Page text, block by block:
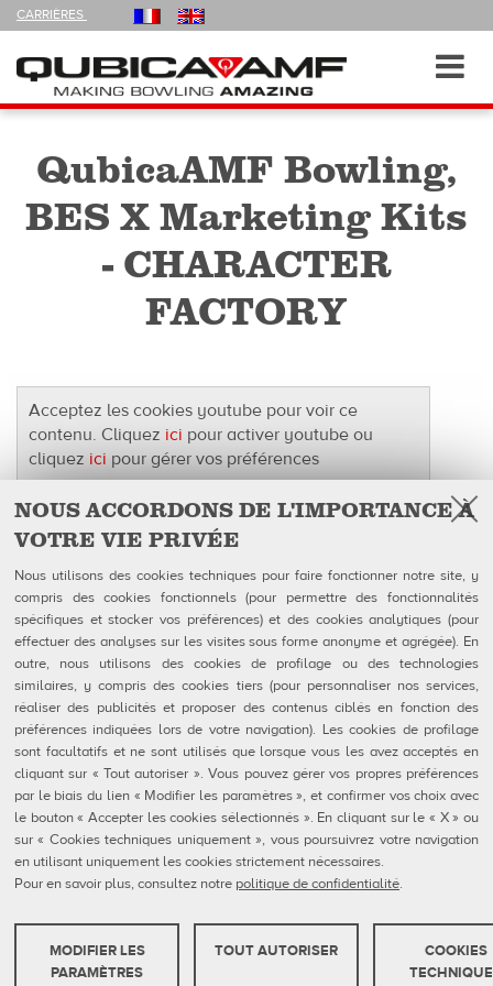
NOUS ACCORDONS DE L'IMPORTANCE À
VOTRE VIE PRIVÉE
Nous utilisons des cookies techniques pour faire fonctionner notre site, y
compris des cookies fonctionnels (pour permettre des fonctionnalités
spécifiques et stocker vos préférences) et des cookies analytiques (pour
effectuer des analyses sur les visites sous forme anonyme et agrégée). En
outre, nous utilisons des cookies de profilage ou des technologies
similaires, y compris des cookies tiers (pour personnaliser nos services,
réaliser des publicités et proposer des contenus ciblés en fonction des
préférences indiquées lors de votre navigation). Les cookies de profilage
sont facultatifs et ne sont utilisés que lorsque vous les avez acceptés en
cliquant sur « Tout autoriser ». Vous pouvez gérer vos propres préférences
par le biais du lien « Modifier les paramètres », et confirmer vos choix avec
le bouton « Accepter les cookies sélectionnés ». En cliquant sur le « X » ou
sur « Cookies techniques uniquement », vous poursuivrez votre navigation
en utilisant uniquement les cookies strictement nécessaires.
Pour en savoir plus, consultez notre politique de confidentialité.
COOKIES TECHNIQUES
COOKIES
TOUT AUTORISER
MODIFIER LES
PARAMÈTRES
CARRIÈRES
FOLLOW
US
Navigation
QubicaAMF Bowling,
BES X Marketing Kits
- CHARACTER
FACTORY
Acceptez les cookies youtube pour voir ce
contenu. Cliquez ici pour activer youtube ou
cliquez ici pour gérer vos préférences
QubicaAMF Canada inc
100-1025 avenue Godin
Québec, QC
Canada G1M 2X5
Tél: 418-650-2425
Sans Frais 866-650-2425
U.S. Headquarters
QubicaAMF Worldwide LLC
8100 AMF Drive
Mechanicsville, VA 23111-USA
Ph. (804) 569-1000
866-460-QAMF (7263)
Fax (804) 559-8650
QubicaAMF Produits
Mendes
Entreprise
eShop
Contact
Formulaires FDS
Privacy Policy
Cookie Policy
Cookie Settings
Rapports De Dénonciation
Portail Client
Follow Us on
Facebook
QubicaAMF Europe spa - Via della Croce Coperta, 15 40128 Bologna, Italy - VAT